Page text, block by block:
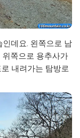
데요. 왼쪽으로 남
쪽으로 용추사가
내려가는 탐방로